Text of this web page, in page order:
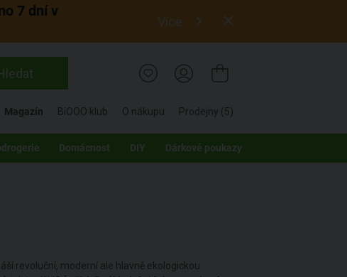
7 dní v
Více
Magazín BiOOO klub O nákupu Prodejny (5)
Domácnost DIY Dárkové poukazy
revoluční, moderní ale hlavně ekologickou